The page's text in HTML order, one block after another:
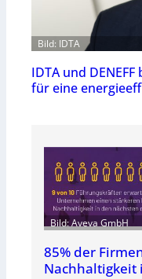
Bild: IDTA
IDTA und
für eine
Bild: Aveva GmbH
85% der
Nachhaltigkeit